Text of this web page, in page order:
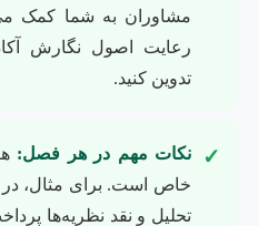
مشاوران به شما کمک
رعایت اصول نگارش
تدوین کنید.
✓ نکات مهم در هر فصل:
خاص است. برای مثال، در
تحلیل و نقد نظریه‌ها